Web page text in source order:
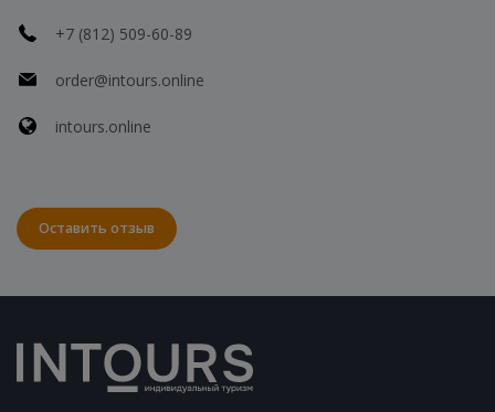
+7 (812) 509-60-89
order@intours.online
intours.online
Оставить отзыв